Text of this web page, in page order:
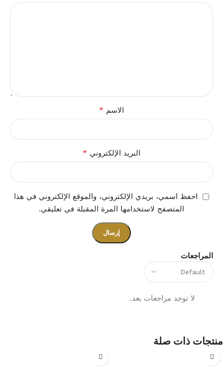
المراجعات
لا توجد مراجعات بعد.
الاسم *
البريد الإلكتروني *
احفظ اسمي، بريدي الإلكتروني، والموقع الإلكتروني في هذا
المتصفح لاستخدامها المرة المقبلة في تعليقي.
منتجات ذات صلة